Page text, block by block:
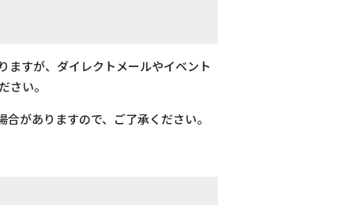
ますが、ダイレクトメールやイベント
さい。
がありますので、ご了承ください。